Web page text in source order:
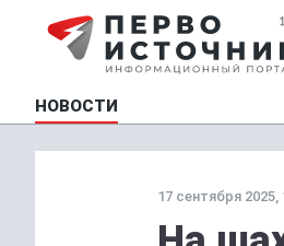
НОВОСТИ
17 сентября 2025,